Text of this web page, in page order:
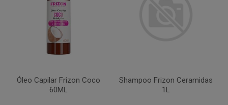
Óleo Capilar Frizon Coco
60ML
Shampoo Frizon Ceramidas
1L